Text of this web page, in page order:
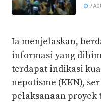
7
Ia menjelaskan,
informasi yang
terdapat indikasi
nepotisme (KKN),
pelaksanaan proyek